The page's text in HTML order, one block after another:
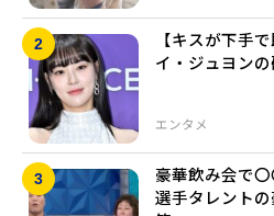
エンタメ
【キスが下手
イ・ジュヨン
豪華飲み会で
選手タレント